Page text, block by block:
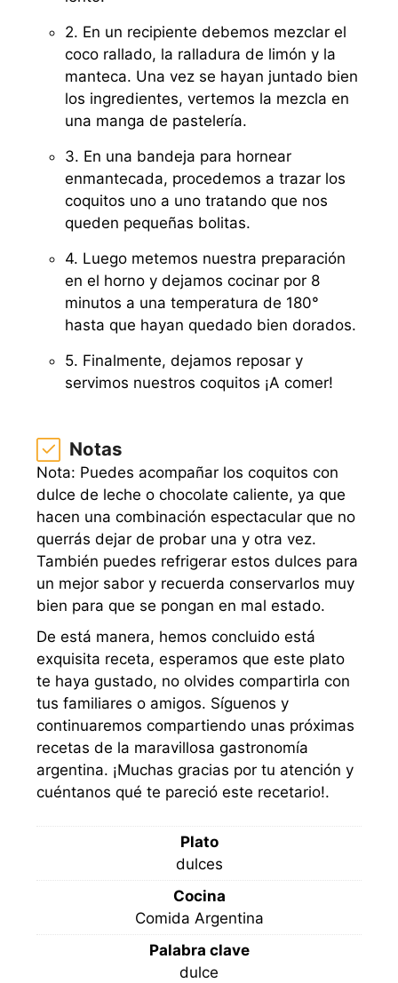
2. En un recipiente debemos mezclar el
coco rallado, la ralladura de limón y la
manteca. Una vez se hayan juntado bien
los ingredientes, vertemos la mezcla en
una manga de pastelería.
3. En una bandeja para hornear
enmantecada, procedemos a trazar los
coquitos uno a uno tratando que nos
queden pequeñas bolitas.
4. Luego metemos nuestra preparación
en el horno y dejamos cocinar por 8
minutos a una temperatura de 180°
hasta que hayan quedado bien dorados.
5. Finalmente, dejamos reposar y
servimos nuestros coquitos ¡A comer!
Notas
Nota: Puedes acompañar los coquitos con
dulce de leche o chocolate caliente, ya que
hacen una combinación espectacular que no
querrás dejar de probar una y otra vez.
También puedes refrigerar estos dulces para
un mejor sabor y recuerda conservarlos muy
bien para que se pongan en mal estado.
De está manera, hemos concluido está
exquisita receta, esperamos que este plato
te haya gustado, no olvides compartirla con
tus familiares o amigos. Síguenos y
continuaremos compartiendo unas próximas
recetas de la maravillosa gastronomía
argentina. ¡Muchas gracias por tu atención y
cuéntanos qué te pareció este recetario!.
Plato
dulces
Cocina
Comida Argentina
Palabra clave
dulce